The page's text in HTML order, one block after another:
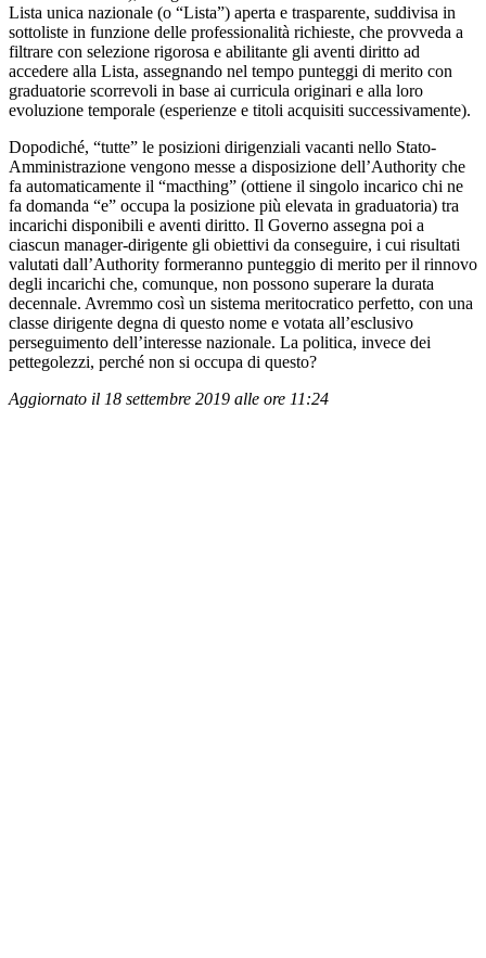
Lista unica nazionale (o “Lista”) aperta e trasparente, suddivisa in
sottoliste in funzione delle professionalità richieste, che provveda a
filtrare con selezione rigorosa e abilitante gli aventi diritto ad
accedere alla Lista, assegnando nel tempo punteggi di merito con
graduatorie scorrevoli in base ai curricula originari e alla loro
evoluzione temporale (esperienze e titoli acquisiti successivamente).
Dopodiché, “tutte” le posizioni dirigenziali vacanti nello Stato-
Amministrazione vengono messe a disposizione dell’Authority che
fa automaticamente il “macthing” (ottiene il singolo incarico chi ne
fa domanda “e” occupa la posizione più elevata in graduatoria) tra
incarichi disponibili e aventi diritto. Il Governo assegna poi a
ciascun manager-dirigente gli obiettivi da conseguire, i cui risultati
valutati dall’Authority formeranno punteggio di merito per il rinnovo
degli incarichi che, comunque, non possono superare la durata
decennale. Avremmo così un sistema meritocratico perfetto, con una
classe dirigente degna di questo nome e votata all’esclusivo
perseguimento dell’interesse nazionale. La politica, invece dei
pettegolezzi, perché non si occupa di questo?
Aggiornato il 18 settembre 2019 alle ore 11:24